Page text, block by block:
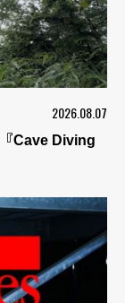
2026.08.07
Cave Diving